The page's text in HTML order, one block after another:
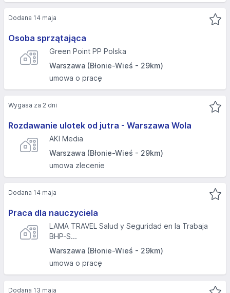
Osoba sprzątająca
Green Point PP Polska
Warszawa (Błonie-Wieś - 29km)
umowa o pracę
Dodana 14 maja
Rozdawanie ulotek od jutra - Warszawa Wola
AKI Media
Warszawa (Błonie-Wieś - 29km)
umowa zlecenie
Wygasa za 2 dni
Praca dla nauczyciela
LAMA TRAVEL Salud y Seguridad en la Trabaja
BHP-S...
Warszawa (Błonie-Wieś - 29km)
umowa o pracę
Dodana 14 maja
Dodana 13 maja